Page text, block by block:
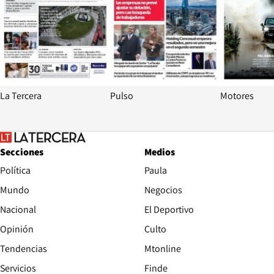
La Tercera Pulso Motores
Secciones
Política
Mundo
Nacional
Opinión
Tendencias
Servicios
Medios
Paula
Negocios
El Deportivo
Culto
Mtonline
Finde